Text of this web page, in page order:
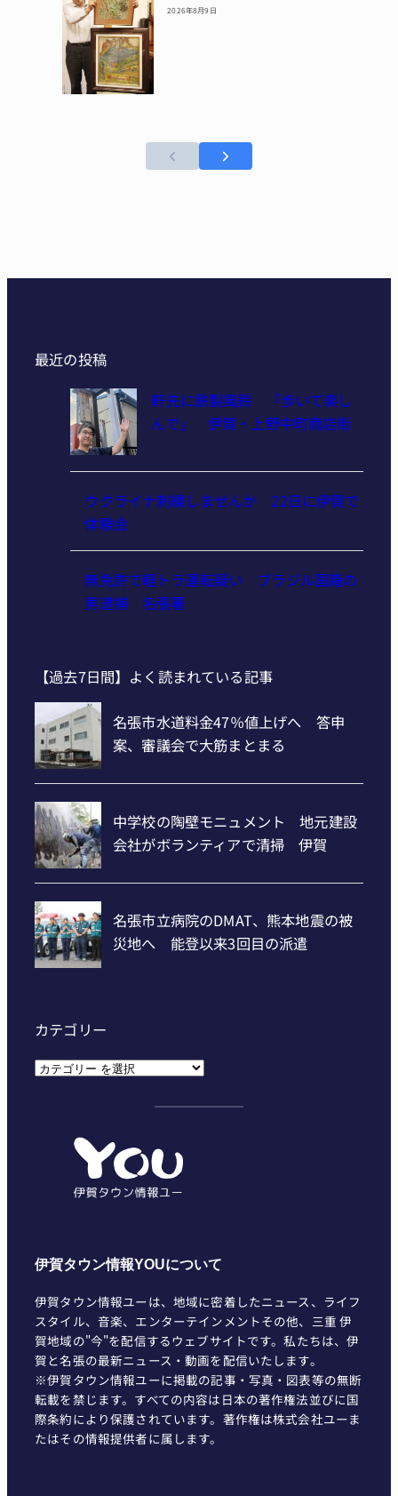
2026年8月9日
最近の投稿
軒先に鉄製風鈴 「歩いて楽し
んで」 伊賀・上野中町商店街
ウクライナ刺繍しませんか 22日に伊賀で
体験会
無免許で軽トラ運転疑い ブラジル国籍の
男逮捕 名張署
【過去7日間】よく読まれている記事
カテゴリー
カ
伊賀タウン情報YOUについて
伊賀タウン情報ユーは、地域に密着したニュース、ライフ
スタイル、音楽、エンターテインメントその他、三重 伊
賀地域の"今"を配信するウェブサイトです。私たちは、伊
賀と名張の最新ニュース・動画を配信いたします。
※伊賀タウン情報ユーに掲載の記事・写真・図表等の無断
転載を禁じます。すべての内容は日本の著作権法並びに国
際条約により保護されています。著作権は株式会社ユーま
たはその情報提供者に属します。